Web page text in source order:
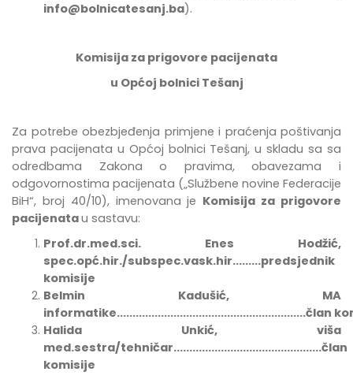
info@bolnicatesanj.ba).
Komisija za prigovore pacijenata
u Općoj bolnici Tešanj
Za potrebe obezbjeđenja primjene i praćenja poštivanja
prava pacijenata u Općoj bolnici Tešanj,u skladu sa sa
odredbama Zakona o pravima, obavezama i
odgovornostima pacijenata („Službene novine Federacije
BiH“, broj 40/10), imenovana je Komisija za prigovore
pacijenatau sastavu:
Prof.dr.med.sci. Enes Hodžić,
spec.opć.hir./subspec.vask.hir.........predsjednik
komisije
Belmin Kadušić, MA
informatike............................................................član
Halida Unkić, viša
med.sestra/tehničar...............................................član
komisije